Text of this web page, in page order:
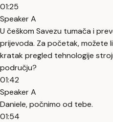
01:25
Speaker A
U češkom Savezu tumača i
prijevoda. Za početak, možete
kratak pregled tehnologije
području?
01:42
Speaker A
Daniele, počnimo od tebe.
01:54